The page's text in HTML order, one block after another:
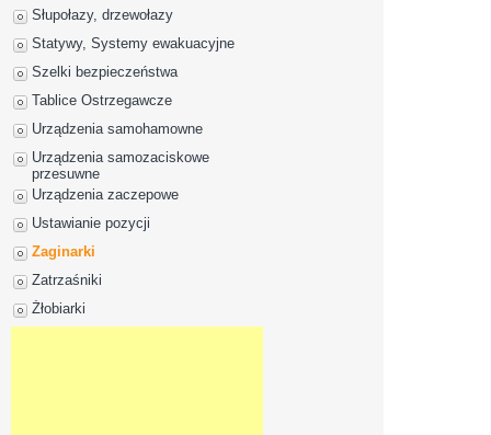
Słupołazy, drzewołazy
Statywy, Systemy ewakuacyjne
Szelki bezpieczeństwa
Tablice Ostrzegawcze
Urządzenia samohamowne
Urządzenia samozaciskowe
przesuwne
Urządzenia zaczepowe
Ustawianie pozycji
Zaginarki
Zatrzaśniki
Żłobiarki